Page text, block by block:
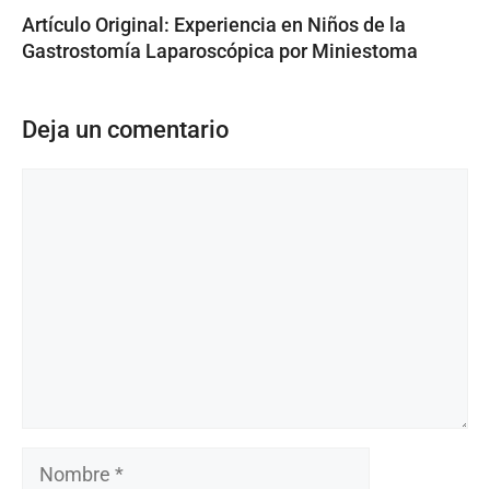
Artículo Original: Experiencia en Niños de la
Gastrostomía Laparoscópica por Miniestoma
Deja un comentario
Nombre